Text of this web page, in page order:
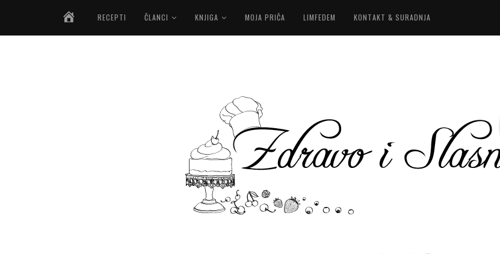
NASLOVNICA
RECEPTI ČLANCI KNJIGA MOJA PRIČA LIMFEDEM KONTAKT & SURADNJA